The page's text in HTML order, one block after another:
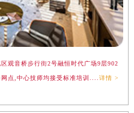
观音桥步行街2号融恒时代广场9层902
点,中心技师均接受标准培训.... 详情 >